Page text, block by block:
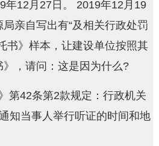
年12月27日。 2019年12月19
亲自写出有“及相关行政处罚
书》样本，让建设单位按照其
，请问：这是因为什么?
第42条第2款规定：行政机关
知当事人举行听证的时间和地